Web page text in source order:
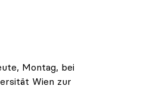
Montag, bei
Wien zur